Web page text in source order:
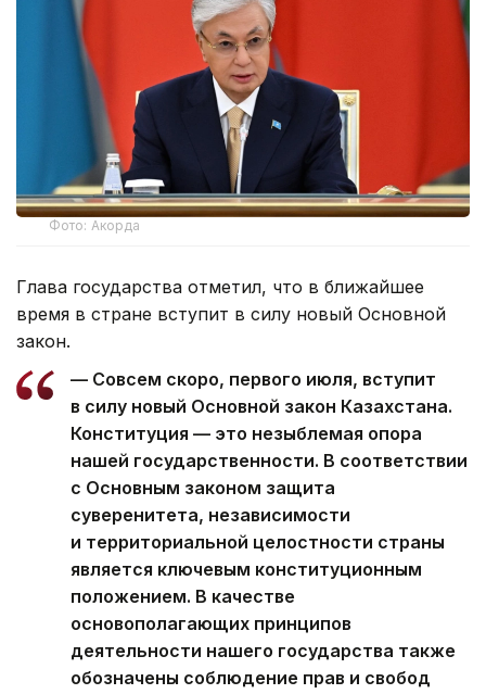
Фото: Акорда
Глава государства отметил, что в ближайшее
время в стране вступит в силу новый Основной
закон.
— Совсем скоро, первого июля, вступит
в силу новый Основной закон Казахстана.
Конституция — это незыблемая опора
нашей государственности. В соответствии
с Основным законом защита
суверенитета, независимости
и территориальной целостности страны
является ключевым конституционным
положением. В качестве
основополагающих принципов
деятельности нашего государства также
обозначены соблюдение прав и свобод